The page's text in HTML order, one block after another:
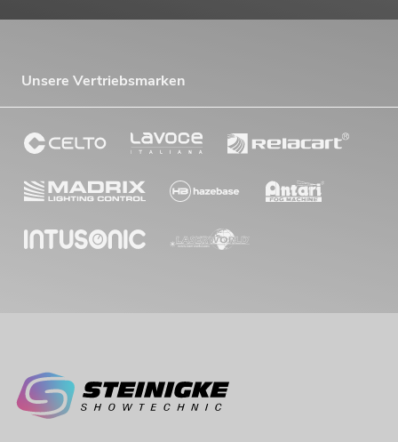
Unsere Vertriebsmarken